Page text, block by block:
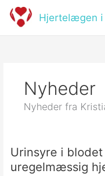
content
Hjertelægen i
Nyheder
Nyheder fra
Urinsyre i
uregelmæssig
Urinsyre
blodet